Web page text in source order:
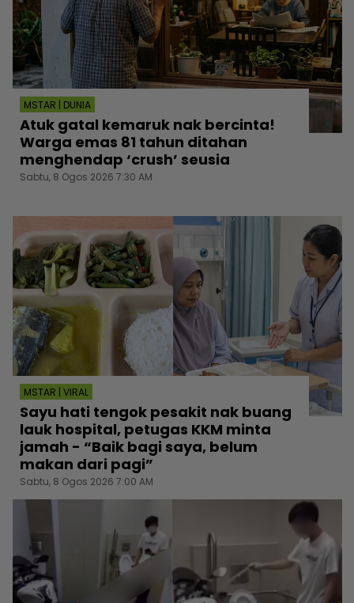
MSTAR | DUNIA
Atuk gatal kemaruk nak bercinta!
Warga emas 81 tahun ditahan
menghendap ‘crush’ seusia
Sabtu, 8 Ogos 2026 7:30 AM
MSTAR | VIRAL
Sayu hati tengok pesakit nak buang
lauk hospital, petugas KKM minta
jamah - “Baik bagi saya, belum
makan dari pagi”
Sabtu, 8 Ogos 2026 7:00 AM